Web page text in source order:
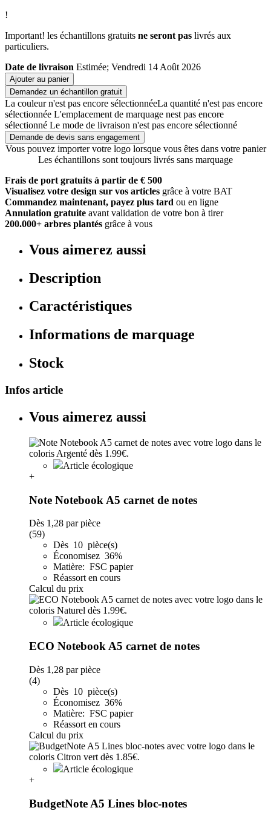
!
Important! les échantillons gratuits ne seront pas livrés aux
particuliers.
Date de livraison Estimée; Vendredi 14 Août 2026
Ajouter au panier
Demandez un échantillon gratuit
La couleur n'est pas encore sélectionnéeLa quantité n'est pas encore
sélectionnée L'emplacement de marquage nest pas encore
sélectionné Le mode de livraison n'est pas encore sélectionné
Demande de devis sans engagement
Vous pouvez importer votre logo lorsque vous êtes dans votre panier
Les échantillons sont toujours livrés sans marquage
Frais de port gratuits à partir de € 500
Visualisez votre design sur vos articles grâce à votre BAT
Commandez maintenant, payez plus tard ou en ligne
Annulation gratuite avant validation de votre bon à tirer
200.000+ arbres plantés grâce à vous
Vous aimerez aussi
Description
Caractéristiques
Informations de marquage
Stock
Infos article
Vous aimerez aussi
Article écologique
+
Note Notebook A5 carnet de notes
Dès 1,28 par pièce
(59)
Dès 10 pièce(s)
Économisez 36%
Matière: FSC papier
Réassort en cours
Calcul du prix
Article écologique
ECO Notebook A5 carnet de notes
Dès 1,28 par pièce
(4)
Dès 10 pièce(s)
Économisez 36%
Matière: FSC papier
Réassort en cours
Calcul du prix
Article écologique
+
BudgetNote A5 Lines bloc-notes